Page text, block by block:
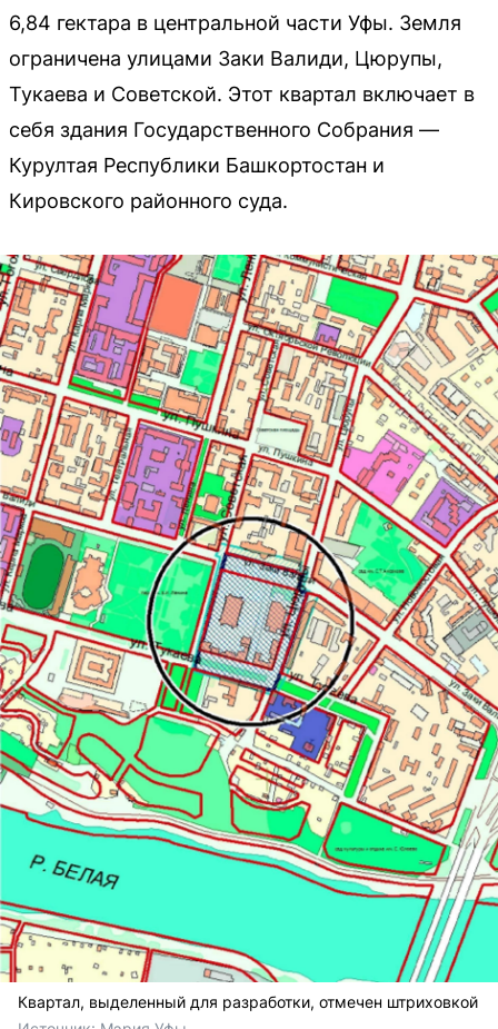
6,84 гектара в центральной части Уфы. Земля
ограничена улицами Заки Валиди, Цюрупы,
Тукаева и Советской. Этот квартал включает в
себя здания Государственного Собрания —
Курултая Республики Башкортостан и
Кировского районного суда.
Квартал, выделенный для разработки, отмечен штриховкой